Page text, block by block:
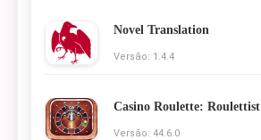
Novel Translation
Versão: 1.4.4
Casino Roulette: Roulettist
Versão: 44.6.0